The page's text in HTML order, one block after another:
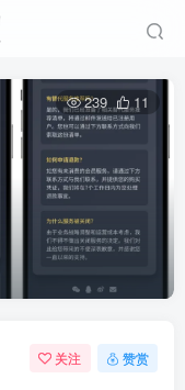
239 11
关注 赞赏